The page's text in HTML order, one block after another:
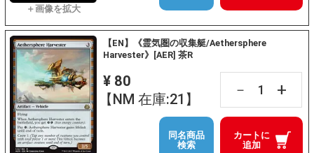
【EN】《霊気圏の収集艇/Aethersphere
Harvester》[AER] 茶R
¥ 80
【NM 在庫:21】
－ +
カートに
追加
同名商品
検索